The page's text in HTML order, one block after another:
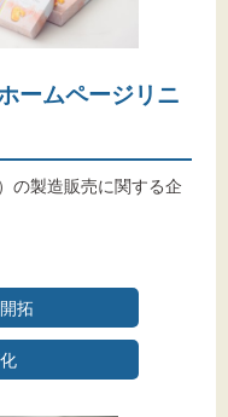
ームページリニ
の製造販売に関する企
拓